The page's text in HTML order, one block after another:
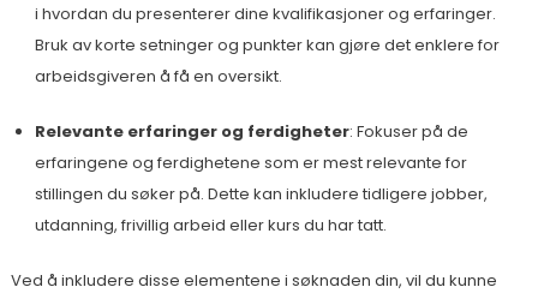
i hvordan du presenterer dine kvalifikasjoner og erfaringer.
Bruk av korte setninger og punkter kan gjøre det enklere for
arbeidsgiveren å få en oversikt.
Relevante erfaringer og ferdigheter: Fokuser på de
erfaringene og ferdighetene som er mest relevante for
stillingen du søker på. Dette kan inkludere tidligere jobber,
utdanning, frivillig arbeid eller kurs du har tatt.
Ved å inkludere disse elementene i søknaden din, vil du kunne